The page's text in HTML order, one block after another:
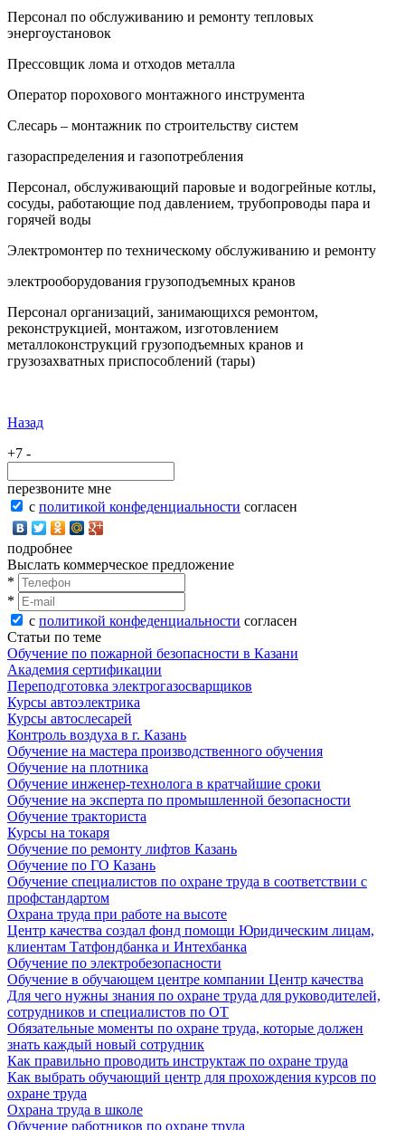
Персонал по обслуживанию и ремонту тепловых
энергоустановок
Прессовщик лома и отходов металла
Оператор порохового монтажного инструмента
Слесарь – монтажник по строительству систем
газораспределения и газопотребления
Персонал, обслуживающий паровые и водогрейные котлы,
сосуды, работающие под давлением, трубопроводы пара и
горячей воды
Электромонтер по техническому обслуживанию и ремонту
электрооборудования грузоподъемных кранов
Персонал организаций, занимающихся ремонтом,
реконструкцией, монтажом, изготовлением
металлоконструкций грузоподъемных кранов и
грузозахватных приспособлений (тары)
Назад
+7 -
перезвоните мне
с политикой конфеденциальности согласен
подробнее
Выслать коммерческое предложение
*
*
с политикой конфеденциальности согласен
Статьи по теме
Обучение по пожарной безопасности в Казани
Академия сертификации
Переподготовка электрогазосварщиков
Курсы автоэлектрика
Курсы автослесарей
Контроль воздуха в г. Казань
Обучение на мастера производственного обучения
Обучение на плотника
Обучение инженер-технолога в кратчайшие сроки
Обучение на эксперта по промышленной безопасности
Обучение тракториста
Курсы на токаря
Обучение по ремонту лифтов Казань
Обучение по ГО Казань
Обучение специалистов по охране труда в соответствии с
профстандартом
Охрана труда при работе на высоте
Центр качества создал фонд помощи Юридическим лицам,
клиентам Татфондбанка и Интехбанка
Обучение по электробезопасности
Обучение в обучающем центре компании Центр качества
Для чего нужны знания по охране труда для руководителей,
сотрудников и специалистов по ОТ
Обязательные моменты по охране труда, которые должен
знать каждый новый сотрудник
Как правильно проводить инструктаж по охране труда
Как выбрать обучающий центр для прохождения курсов по
охране труда
Охрана труда в школе
Обучение работников по охране труда